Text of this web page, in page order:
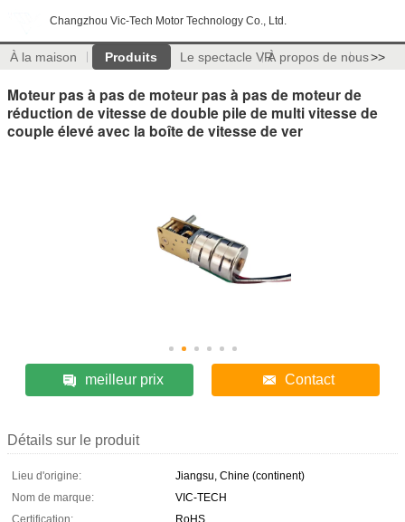
Changzhou Vic-Tech Motor Technology Co., Ltd.
À la maison Produits Le spectacle VRÀ propos de nous>>
Moteur pas à pas de moteur pas à pas de moteur de
réduction de vitesse de double pile de multi vitesse de
couple élevé avec la boîte de vitesse de ver
meilleur prix Contact
Détails sur le produit
Lieu d'origine:
Jiangsu, Chine (continent)
Nom de marque:
VIC-TECH
Certification:
RoHS